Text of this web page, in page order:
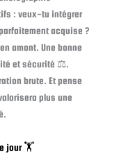
: veux-tu intégrer
acquise ?
amont. Une bonne
et sécurité ⚖️.
brute. Et pense
plus une
jour 🏋️